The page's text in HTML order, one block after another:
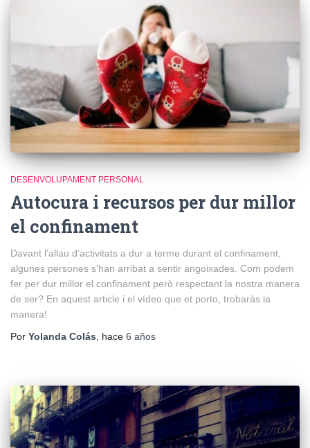
DESENVOLUPAMENT PERSONAL
Autocura i recursos per dur millor
el confinament
Davant l’allau d’activitats a dur a terme durant el confinament,
algunes persones s’han arribat a sentir angoixades. Com podem
fer per dur millor el confinament però respectant la nostra manera
de ser? En aquest article i el vídeo que et porto, trobaràs la
manera!
Por Yolanda Colás, hace 6 años